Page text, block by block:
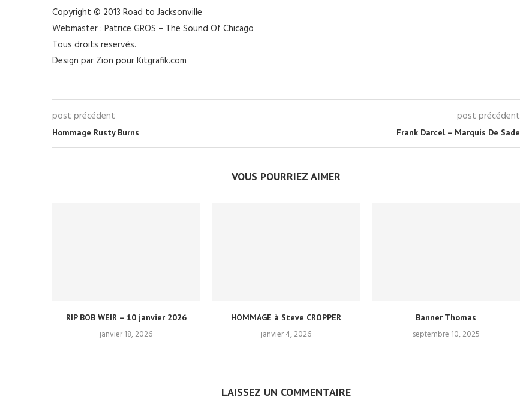
Copyright © 2013 Road to Jacksonville
Webmaster : Patrice GROS – The Sound Of Chicago
Tous droits reservés.
Design par Zion pour Kitgrafik.com
post précédent
Hommage Rusty Burns
post précédent
Frank Darcel – Marquis De Sade
VOUS POURRIEZ AIMER
RIP BOB WEIR – 10 janvier 2026
janvier 18, 2026
HOMMAGE à Steve CROPPER
janvier 4, 2026
Banner Thomas
septembre 10, 2025
LAISSEZ UN COMMENTAIRE